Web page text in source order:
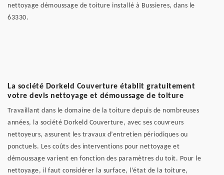
nettoyage démoussage de toiture installé à Bussieres, dans le
63330.
La société Dorkeld Couverture établit gratuitement
votre devis nettoyage et démoussage de toiture
Travaillant dans le domaine de la toiture depuis de nombreuses
années, la société Dorkeld Couverture, avec ses couvreurs
nettoyeurs, assurent les travaux d’entretien périodiques ou
ponctuels. Les coûts des interventions pour nettoyage et
démoussage varient en fonction des paramètres du toit. Pour le
nettoyage, il faut considérer la surface, l’état de la toiture,